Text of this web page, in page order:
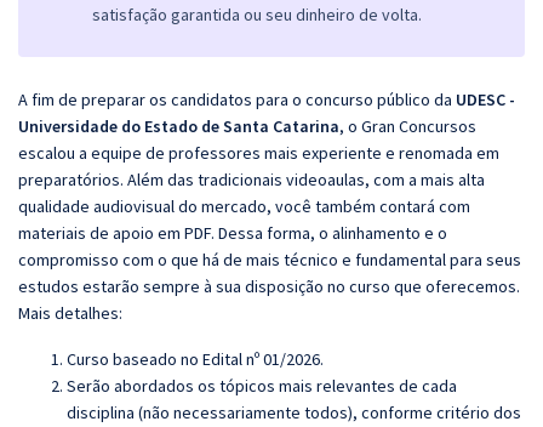
satisfação garantida ou seu dinheiro de volta.
A fim de preparar os candidatos para o concurso público da UDESC -
Universidade do Estado de Santa Catarina, o Gran Concursos
escalou a equipe de professores mais experiente e renomada em
preparatórios. Além das tradicionais videoaulas, com a mais alta
qualidade audiovisual do mercado, você também contará com
materiais de apoio em PDF. Dessa forma, o alinhamento e o
compromisso com o que há de mais técnico e fundamental para seus
estudos estarão sempre à sua disposição no curso que oferecemos.
Mais detalhes:
Curso baseado no Edital nº 01/2026.
Serão abordados os tópicos mais relevantes de cada
disciplina (não necessariamente todos), conforme critério dos